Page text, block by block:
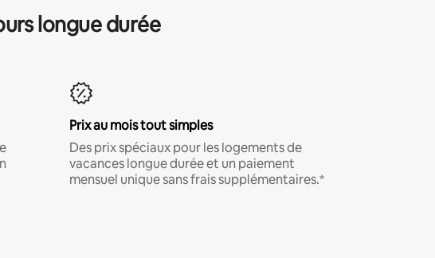
longue durée
Prix au mois tout simples
Des prix spéciaux pour les logements de
vacances longue durée et un paiement
mensuel unique sans frais supplémentaires.*